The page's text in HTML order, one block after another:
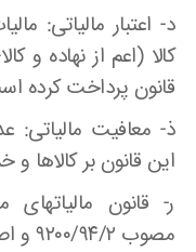
د- اعتبار مالیاتی‌:
کالا (اعم از نهاده
قانون پرداخت کرده
ذ- معافیت
این قانون بر کالاها و
ر- قانون مالیاتهای
مصوب ۹۲۰۰/۹۴/۲ و اصلاحات بعدی آن.